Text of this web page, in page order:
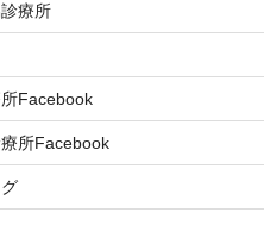
療所
Facebook
所Facebook